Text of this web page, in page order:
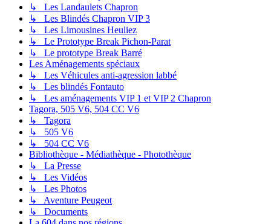
↳ Les Landaulets Chapron
↳ Les Blindés Chapron VIP 3
↳ Les Limousines Heuliez
↳ Le Prototype Break Pichon-Parat
↳ Le prototype Break Barré
Les Aménagements spéciaux
↳ Les Véhicules anti-agression labbé
↳ Les blindés Fontauto
↳ Les aménagements VIP 1 et VIP 2 Chapron
Tagora, 505 V6, 504 CC V6
↳ Tagora
↳ 505 V6
↳ 504 CC V6
Bibliothèque - Médiathèque - Photothèque
↳ La Presse
↳ Les Vidéos
↳ Les Photos
↳ Aventure Peugeot
↳ Documents